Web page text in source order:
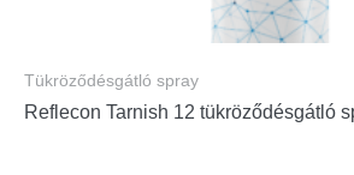
Tükröződésgátló spray
Reflecon Tarnish 12 tükröződésgátló